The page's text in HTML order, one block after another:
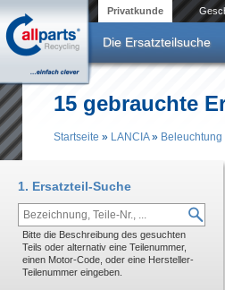
Privatkunde
Die Ersatzteilsuche
15 gebrauchte
Startseite » LANCIA» Beleuchtung
1. Ersatzteil-Suche
Bitte die Beschreibung des gesuchten
Teils oder alternativ eine Teilenummer,
einen Motor-Code, oder eine Hersteller-
Teilenummer eingeben.